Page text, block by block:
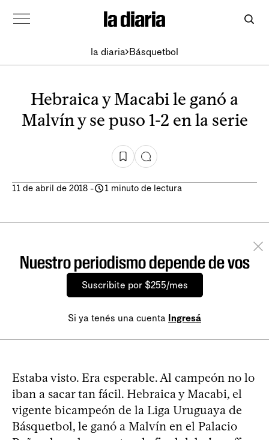
la diaria Básquetbol
Hebraica y Macabi le ganó a
Malvín y se puso 1-2 en la serie
11 de abril de 2018 - 1 minuto de lectura
Nuestro periodismo depende de vos
Suscribite por $255/mes
Si ya tenés una cuenta Ingresá
Estaba visto. Era esperable. Al campeón no lo
iban a sacar tan fácil. Hebraica y Macabi, el
vigente bicampeón de la Liga Uruguaya de
Básquetbol, le ganó a Malvín en el Palacio